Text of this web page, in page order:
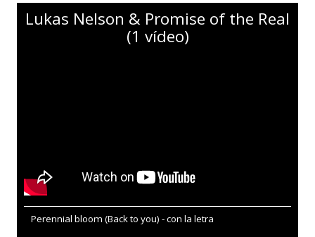
Lukas Nelson & Promise of the Real
(1 vídeo)
Perennial bloom (Back to you) - con la letra